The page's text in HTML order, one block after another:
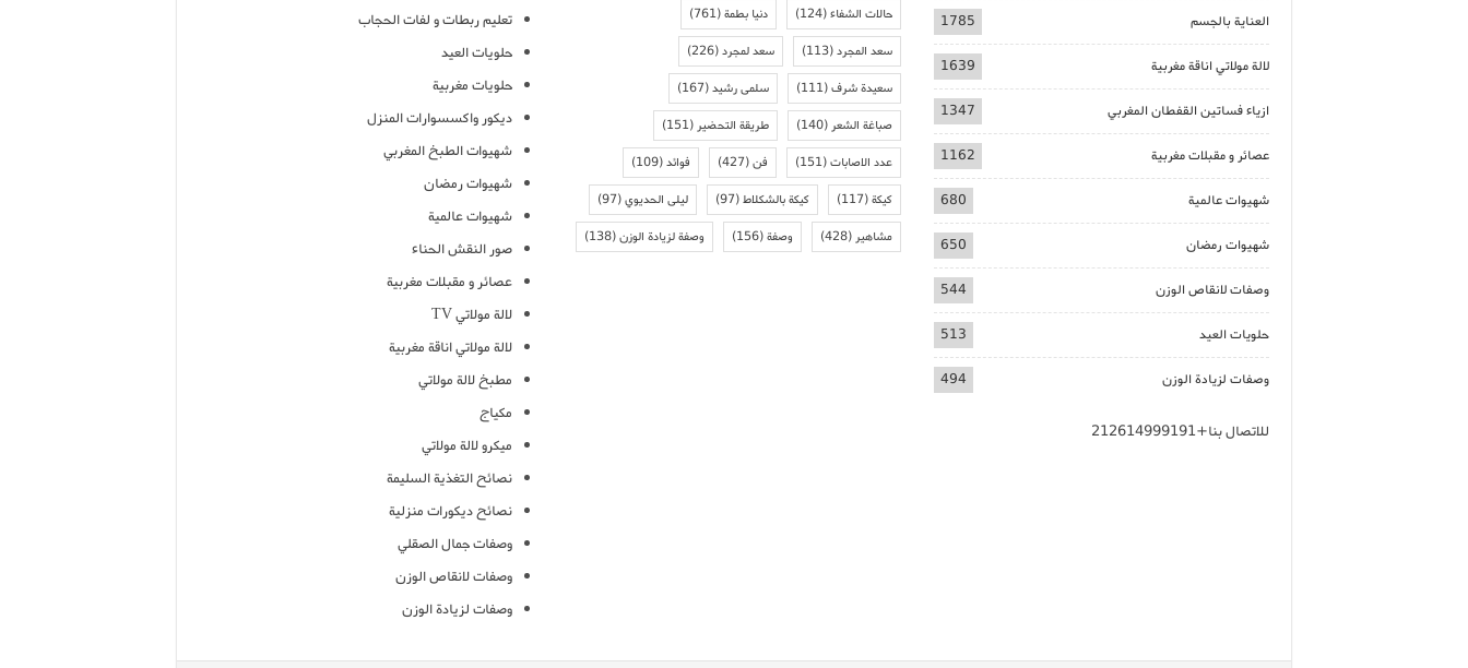
العناية بالجسم 1785
لالة مولاتي اناقة مغربية 1639
ازياء فساتين القفطان المغربي 1347
عصائر و مقبلات مغربية 1162
شهيوات عالمية 680
شهيوات رمضان 650
وصفات لانقاص الوزن 544
حلويات العيد 513
وصفات لزيادة الوزن 494
للاتصال بنا+212614999191
حالات الشفاء(124) دنيا بطمة(761)
سعد المجرد(113) سعد لمجرد(226)
سعيدة شرف(111) سلمى رشيد(167)
صباغة الشعر(140) طريقة التحضير(151)
عدد الاصابات(151) فن(427) فوائد(109)
كيكة(117) كيكة بالشكلاط(97) ليلى الحديوي(97)
مشاهير(428) وصفة(156) وصفة لزيادة الوزن(138)
تعليم ربطات و لفات الحجاب
حلويات العيد
حلويات مغربية
ديكور واكسسوارات المنزل
شهيوات الطبخ المغربي
شهيوات رمضان
شهيوات عالمية
صور النقش الحناء
عصائر و مقبلات مغربية
لالة مولاتي TV
لالة مولاتي اناقة مغربية
مطبخ لالة مولاتي
مكياج
ميكرو لالة مولاتي
نصائح التغذية السليمة
نصائح ديكورات منزلية
وصفات جمال الصقلي
وصفات لانقاص الوزن
وصفات لزيادة الوزن